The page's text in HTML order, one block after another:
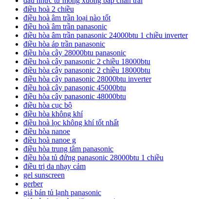
điều hoà 2 chiều
điều hoà âm trần loại nào tốt
điều hoà âm trần panasonic
điều hòa âm trần panasonic 24000btu 1 chiều inverter
điều hòa áp trần panasonic
điều hòa cây 28000btu panasonic
điều hoà cây panasonic 2 chiều 18000btu
điều hòa cây panasonic 2 chiều 18000btu
điều hòa cây panasonic 28000btu inverter
điều hoà cây panasonic 45000btu
điều hòa cây panasonic 48000btu
điều hòa cục bộ
điều hòa không khí
điều hoà lọc không khí tốt nhất
điều hòa nanoe
điều hoà nanoe g
điều hòa trung tâm panasonic
điều hòa tủ đứng panasonic 28000btu 1 chiều
điều trị da nhạy cảm
gel sunscreen
gerber
giá bán tủ lạnh panasonic